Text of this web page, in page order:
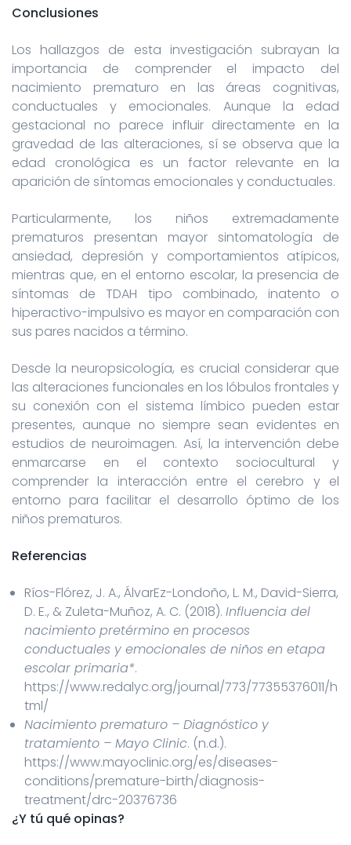
Conclusiones
Los hallazgos de esta investigación subrayan la
importancia de comprender el impacto del
nacimiento prematuro en las áreas cognitivas,
conductuales y emocionales. Aunque la edad
gestacional no parece influir directamente en la
gravedad de las alteraciones, sí se observa que la
edad cronológica es un factor relevante en la
aparición de síntomas emocionales y conductuales.
Particularmente, los niños extremadamente
prematuros presentan mayor sintomatología de
ansiedad, depresión y comportamientos atípicos,
mientras que, en el entorno escolar, la presencia de
síntomas de TDAH tipo combinado, inatento o
hiperactivo-impulsivo es mayor en comparación con
sus pares nacidos a término.
Desde la neuropsicología, es crucial considerar que
las alteraciones funcionales en los lóbulos frontales y
su conexión con el sistema límbico pueden estar
presentes, aunque no siempre sean evidentes en
estudios de neuroimagen. Así, la intervención debe
enmarcarse en el contexto sociocultural y
comprender la interacción entre el cerebro y el
entorno para facilitar el desarrollo óptimo de los
niños prematuros.
Referencias
Ríos-Flórez, J. A., ÁlvarEz-Londoño, L. M., David-Sierra,
D. E., & Zuleta-Muñoz, A. C. (2018). Influencia del
nacimiento pretérmino en procesos
conductuales y emocionales de niños en etapa
escolar primaria*.
https://www.redalyc.org/journal/773/77355376011/h
tml/
Nacimiento prematuro – Diagnóstico y
tratamiento – Mayo Clinic. (n.d.).
https://www.mayoclinic.org/es/diseases-
conditions/premature-birth/diagnosis-
treatment/drc-20376736
¿Y tú qué opinas?